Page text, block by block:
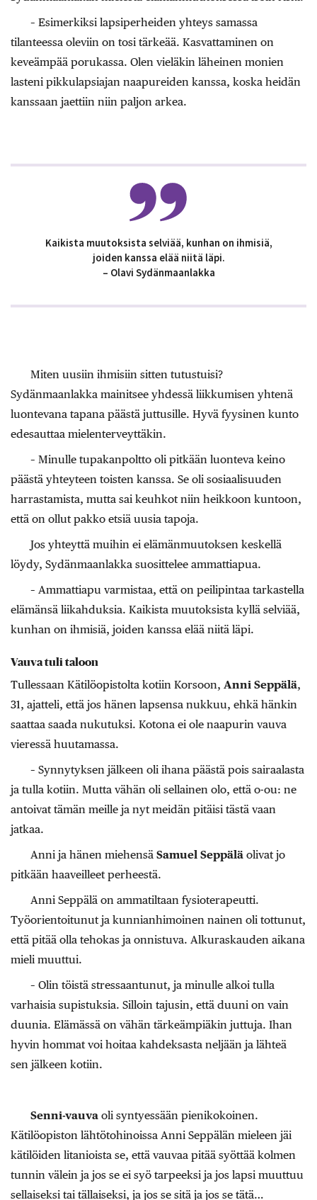
– Esimerkiksi lapsiperheiden yhteys samassa
tilanteessa oleviin on tosi tärkeää. Kasvattaminen on
keveämpää porukassa. Olen vieläkin läheinen monien
lasteni pikkulapsiajan naapureiden kanssa, koska heidän
kanssaan jaettiin niin paljon arkea.
Kaikista muutoksista selviää, kunhan on ihmisiä,
joiden kanssa elää niitä läpi.
– Olavi Sydänmaanlakka
Miten uusiin ihmisiin sitten tutustuisi?
Sydänmaanlakka mainitsee yhdessä liikkumisen yhtenä
luontevana tapana päästä juttusille. Hyvä fyysinen kunto
edesauttaa mielenterveyttäkin.
– Minulle tupakanpoltto oli pitkään luonteva keino
päästä yhteyteen toisten kanssa. Se oli sosiaalisuuden
harrastamista, mutta sai keuhkot niin heikkoon kuntoon,
että on ollut pakko etsiä uusia tapoja.
Jos yhteyttä muihin ei elämänmuutoksen keskellä
löydy, Sydänmaanlakka suosittelee ammattiapua.
– Ammattiapu varmistaa, että on peilipintaa tarkastella
elämänsä liikahduksia. Kaikista muutoksista kyllä selviää,
kunhan on ihmisiä, joiden kanssa elää niitä läpi.
Vauva tuli taloon
Tullessaan Kätilöopistolta kotiin Korsoon, Anni Seppälä,
31, ajatteli, että jos hänen lapsensa nukkuu, ehkä hänkin
saattaa saada nukutuksi. Kotona ei ole naapurin vauva
vieressä huutamassa.
– Synnytyksen jälkeen oli ihana päästä pois sairaalasta
ja tulla kotiin. Mutta vähän oli sellainen olo, että o-ou: ne
antoivat tämän meille ja nyt meidän pitäisi tästä vaan
jatkaa.
Anni ja hänen miehensä Samuel Seppälä olivat jo
pitkään haaveilleet perheestä.
Anni Seppälä on ammatiltaan fysioterapeutti.
Työorientoitunut ja kunnianhimoinen nainen oli tottunut,
että pitää olla tehokas ja onnistuva. Alkuraskauden aikana
mieli muuttui.
– Olin töistä stressaantunut, ja minulle alkoi tulla
varhaisia supistuksia. Silloin tajusin, että duuni on vain
duunia. Elämässä on vähän tärkeämpiäkin juttuja. Ihan
hyvin hommat voi hoitaa kahdeksasta neljään ja lähteä
sen jälkeen kotiin.
Senni-vauva oli syntyessään pienikokoinen.
Kätilöopiston lähtötohinoissa Anni Seppälän mieleen jäi
kätilöiden litanioista se, että vauvaa pitää syöttää kolmen
tunnin välein ja jos se ei syö tarpeeksi ja jos lapsi muuttuu
sellaiseksi tai tällaiseksi, ja jos se sitä ja jos se tätä…